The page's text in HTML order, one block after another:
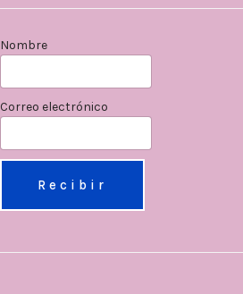
Nombre
Correo electrónico